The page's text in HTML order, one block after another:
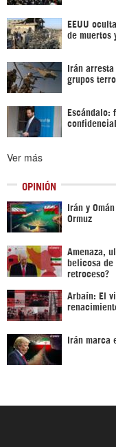
EEUU
de muertos
Irán
grupos
Escándalo:
Ver más
OPINIÓN
Irán y
Ormuz
Amenaza,
belicosa de
retroceso?
Arbaín: El
Irán marca